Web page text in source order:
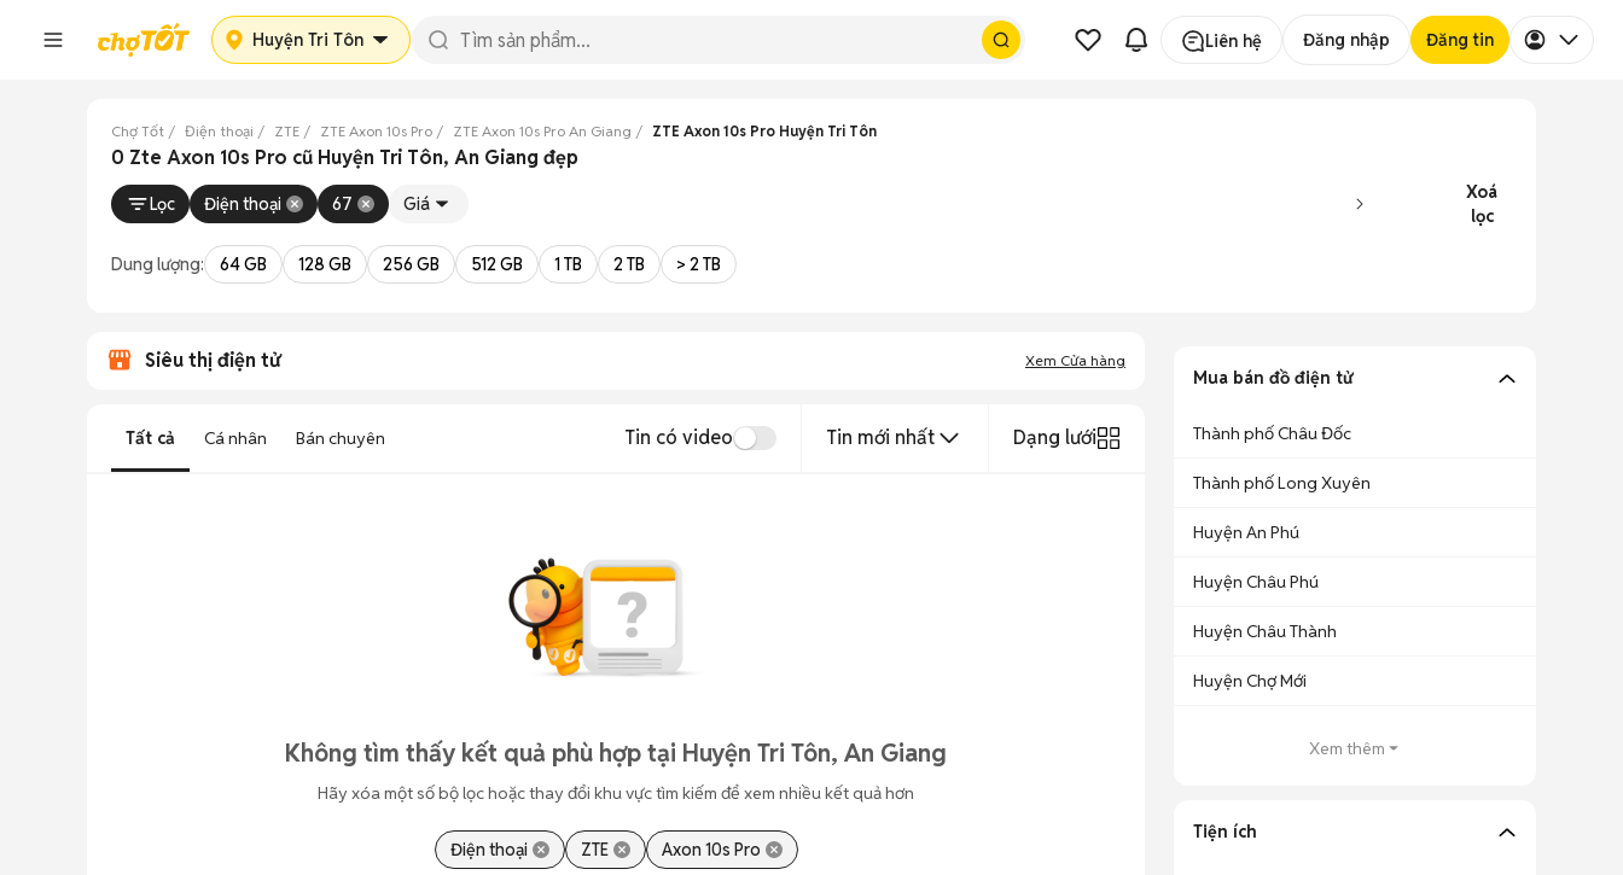
Huyện Tri Tôn Liên hệ Đăng nhập Đăng tin
Chợ Tốt Điện thoại ZTE ZTE Axon 10s Pro ZTE Axon 10s Pro An Giang ZTE Axon 10s Pro Huyện Tri Tôn
0 Zte Axon 10s Pro cũ Huyện Tri Tôn, An Giang đẹp
Lọc Điện thoại 67 Giá
Xoá
lọc
Dung lượng: 64 GB 128 GB 256 GB 512 GB 1 TB 2 TB > 2 TB
Siêu thị điện tử Xem Cửa hàng
Tất cả Cá nhân Bán chuyên Tin có video Tin mới nhất Dạng lưới
Không tìm thấy kết quả phù hợp tại Huyện Tri Tôn, An Giang
Hãy xóa một số bộ lọc hoặc thay đổi khu vực tìm kiếm để xem nhiều kết quả hơn
Điện thoại ZTE Axon 10s Pro
Mua bán đồ điện tử
Thành phố Châu Đốc
Thành phố Long Xuyên
Huyện An Phú
Huyện Châu Phú
Huyện Châu Thành
Huyện Chợ Mới
Xem thêm
Tiện ích